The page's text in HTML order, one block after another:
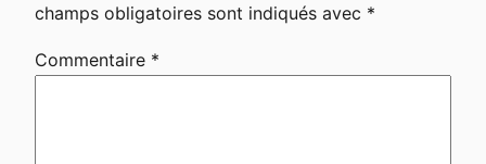
champs obligatoires sont indiqués avec *
Commentaire *